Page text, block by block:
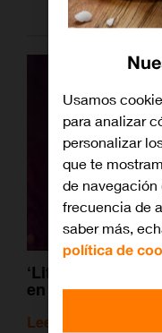
‘Little Birds’, un
en los años
Leer artículo
Usamos
para analizar
personalizar
que te
de navegación
frecuencia de
saber más,
política de